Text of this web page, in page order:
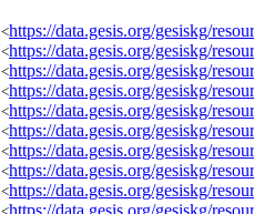
<https://data.gesis.org/gesiskg/
<https://data.gesis.org/gesiskg/
<https://data.gesis.org/gesiskg/
<https://data.gesis.org/gesiskg/
<https://data.gesis.org/gesiskg/
<https://data.gesis.org/gesiskg/
<https://data.gesis.org/gesiskg/
<https://data.gesis.org/gesiskg/
<https://data.gesis.org/gesiskg/